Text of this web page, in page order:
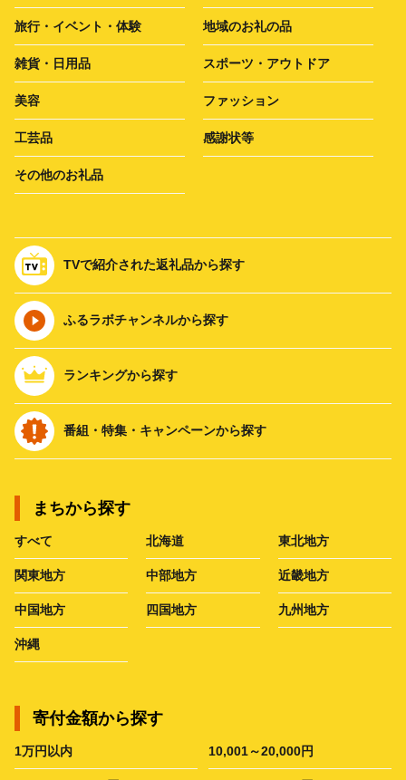
旅行・イベント・体験 地域のお礼の品
雑貨・日用品 スポーツ・アウトドア
美容 ファッション
工芸品 感謝状等
その他のお礼品
TVで紹介された返礼品から探す
ふるラボチャンネルから探す
ランキングから探す
番組・特集・キャンペーンから探す
まちから探す
すべて 北海道 東北地方
関東地方 中部地方 近畿地方
中国地方 四国地方 九州地方
沖縄
寄付金額から探す
1万円以内 10,001～20,000円